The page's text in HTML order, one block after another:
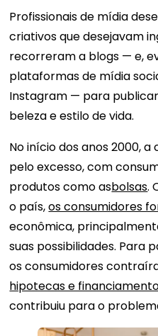
Profissionais de mídia
criativos que desejavam
recorreram a blogs — e,
plataformas de mídia
Instagram — para
beleza e estilo de vida.
No início dos anos 2000,
pelo excesso, com
produtos como asbolsas.
o país,os consumidores
econômica,
suas possibilidades. Para
os consumidores
hipotecas e
contribuiu para o